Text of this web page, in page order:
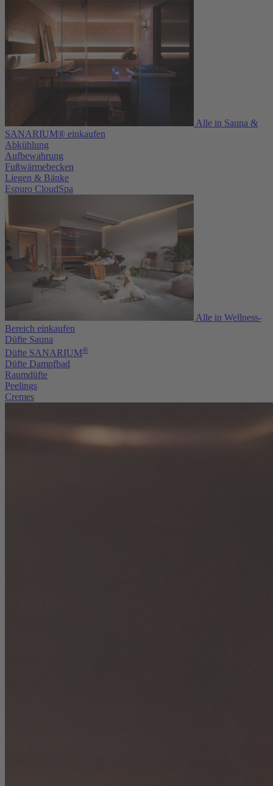
Alle in Sauna &
SANARIUM® einkaufen
Abkühlung
Aufbewahrung
Fußwärmebecken
Liegen & Bänke
Espuro CloudSpa
Alle in Wellness-
Bereich einkaufen
Düfte Sauna
Düfte SANARIUM®
Düfte Dampfbad
Raumdüfte
Peelings
Cremes